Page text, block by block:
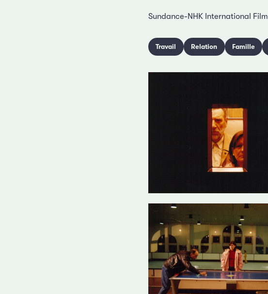
Sundance-NHK International
Travail Relation Famille